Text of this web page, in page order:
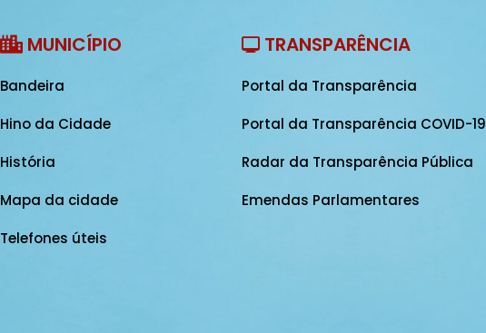
MUNICÍPIO
Bandeira
Hino da Cidade
História
Mapa da cidade
Telefones úteis
TRANSPARÊNCIA
Portal da Transparência
Portal da Transparência COVID-19
Radar da Transparência Pública
Emendas Parlamentares